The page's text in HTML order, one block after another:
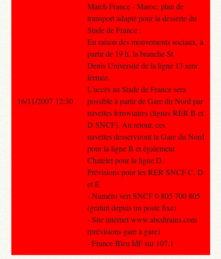
Match France - Maroc, plan de
transport adapté pour la desserte du
Stade de France :
En raison des mouvements sociaux, à
partir de 19 h, la branche St
Denis Université de la ligne 13 sera
fermée.
L'accès au Stade de France sera
possible à partir de Gare du Nord par
navettes ferroviaires (lignes RER B et
D SNCF). Au retour, ces
navettes desserviront la Gare du Nord
pour la ligne B et également
Chatelet pour la ligne D.
Prévisions pour les RER SNCF C, D
et E
- Numéro vert SNCF 0 805 700 805
(gratuit depuis un poste fixe)
- Site internet www.abcdtrains.com
(prévisions gare à gare)
- France Bleu IdF sur 107.1
16/11/2007 12:30